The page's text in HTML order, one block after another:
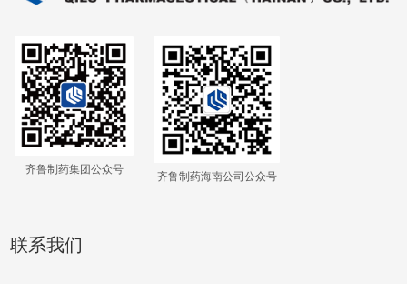
齐鲁制药集团公众号
齐鲁制药海南公司公众号
联系我们